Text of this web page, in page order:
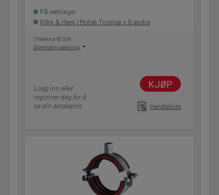
På nettlager
Klikk & Hent i Motek Tromsø + 9 andre
1 Pakke a 10 Stk
Alternativ pakning
Logg inn eller
registrer deg for å
se din avtalepris
KJØP
Handleliste